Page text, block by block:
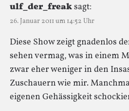
ulf_der_freaksagt:
26. Januar 2011 um 14:52 Uhr
Diese Show zeigt gnadenlos
sehen vermag, was in einem
zwar eher weniger in den
Zuschauern wie mir.
eigenen Gehässigkeit